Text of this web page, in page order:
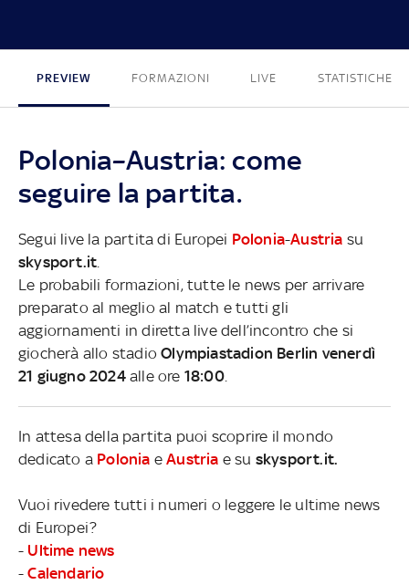
PREVIEW FORMAZIONI LIVE STATISTICHE
Polonia–Austria: come
seguire la partita.
Segui live la partita di Europei Polonia-Austria su
skysport.it
Le probabili formazioni, tutte le news per arrivare
preparato al meglio al match e tutti gli
aggiornamenti in diretta live dell’incontro che si
giocherà allo stadioOlympiastadion Berlin venerdì
21 giugno 2024alle ore 18:00.
In attesa della partita puoi scoprire il mondo
dedicato a Polonia eAustria e su skysport.it.
Vuoi rivedere tutti i numeri o leggere le ultime news
di Europei?
- Ultime news
-Calendario